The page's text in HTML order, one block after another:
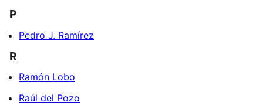
P
Pedro J. Ramírez
R
Ramón Lobo
Raúl del Pozo